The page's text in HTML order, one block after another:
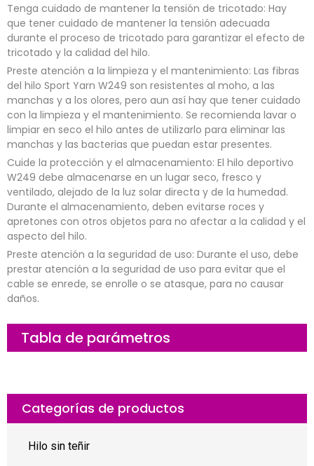
Tenga cuidado de mantener la tensión de tricotado: Hay
que tener cuidado de mantener la tensión adecuada
durante el proceso de tricotado para garantizar el efecto de
tricotado y la calidad del hilo.
Preste atención a la limpieza y el mantenimiento: Las fibras
del hilo Sport Yarn W249 son resistentes al moho, a las
manchas y a los olores, pero aun así hay que tener cuidado
con la limpieza y el mantenimiento. Se recomienda lavar o
limpiar en seco el hilo antes de utilizarlo para eliminar las
manchas y las bacterias que puedan estar presentes.
Cuide la protección y el almacenamiento: El hilo deportivo
W249 debe almacenarse en un lugar seco, fresco y
ventilado, alejado de la luz solar directa y de la humedad.
Durante el almacenamiento, deben evitarse roces y
apretones con otros objetos para no afectar a la calidad y el
aspecto del hilo.
Preste atención a la seguridad de uso: Durante el uso, debe
prestar atención a la seguridad de uso para evitar que el
cable se enrede, se enrolle o se atasque, para no causar
daños.
Tabla de parámetros
Categorías de productos
Hilo sin teñir